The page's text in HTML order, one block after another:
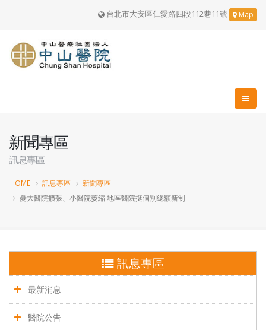
台北市大安區仁愛路四段112巷11號 Map
新聞專區
訊息專區
HOME 訊息專區
新聞專區
憂大醫院擴張、小醫院萎縮 地區醫院挺個別總額新制
訊息專區
最新消息
醫院公告